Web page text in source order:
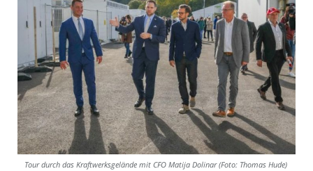
Tour durch das Kraftwerksgelände mit CFO Matija Dolinar (Foto: Thomas Hude)